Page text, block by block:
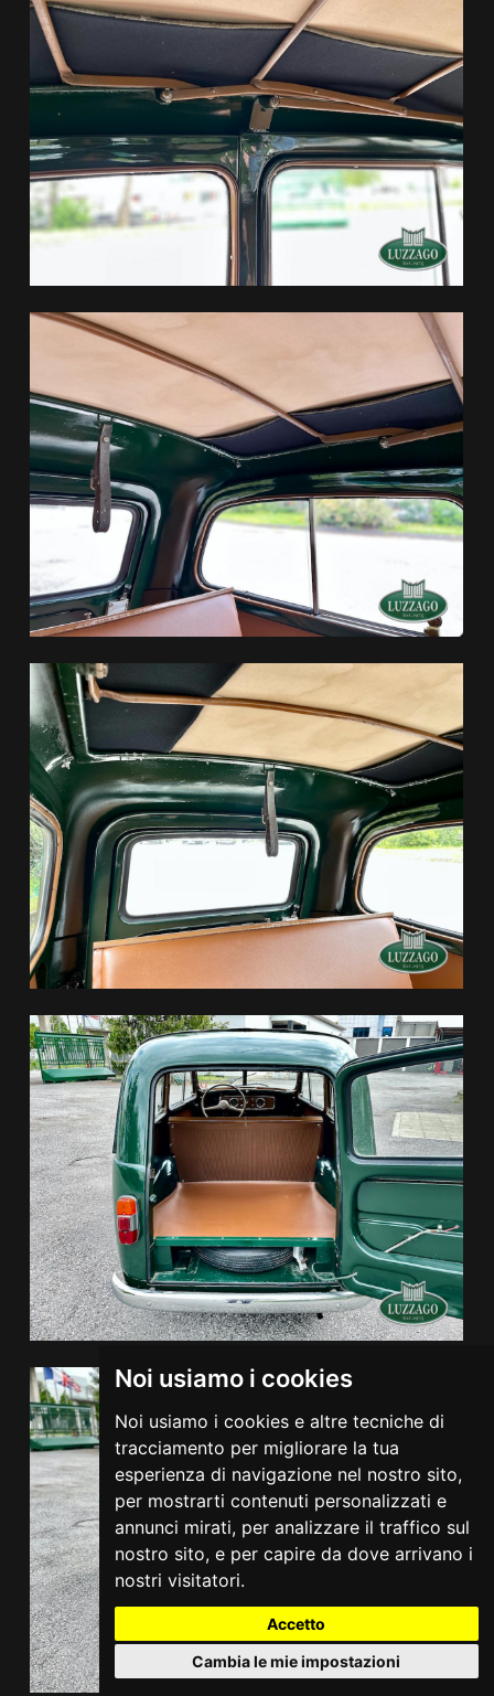
Noi usiamo i cookies
Noi usiamo i cookies e altre tecniche di
tracciamento per migliorare la tua
esperienza di navigazione nel nostro sito,
per mostrarti contenuti personalizzati e
annunci mirati, per analizzare il traffico sul
nostro sito, e per capire da dove arrivano i
nostri visitatori.
Accetto
Cambia le mie impostazioni